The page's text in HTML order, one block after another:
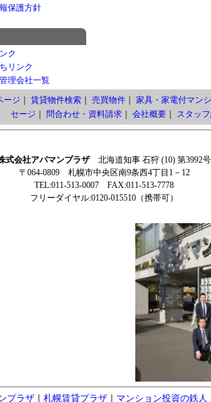
保護方針
ク
リンク
理会社一覧
ージ
賃貸物件検索｜ 売買物件｜ 家具・家電付マン
セージ
問合わせ・資料請求｜ 会社概要｜ スタッ
式会社アパマンプラザ北海道知事 石狩 (10) 第3992号
〒064-0809 札幌市中央区南9条西4丁目1－12
TEL:011-513-0007 FAX:011-513-7778
フリーダイヤル:0120-015510（携帯可）
プラザ ｜ 札幌賃貸プラザ ｜ マンション投資の鉄人